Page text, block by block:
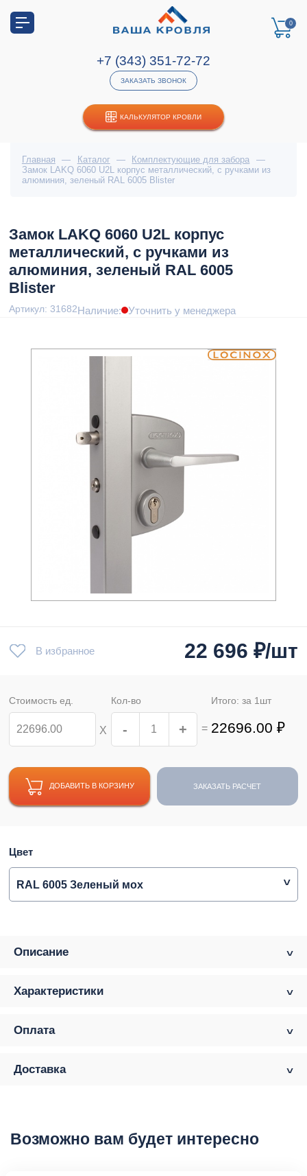
КАЛЬКУЛЯТОР КРОВЛИ
0
+7 (343) 351-72-72
ЗАКАЗАТЬ ЗВОНОК
Главная — Каталог — Комплектующие для забора
—
Замок LAKQ 6060 U2L корпус металлический, с ручками из
алюминия, зеленый RAL 6005 Blister
Замок LAKQ 6060 U2L корпус
металлический, с ручками из
алюминия, зеленый RAL 6005
Blister
Артикул: 31682Наличие: Уточнить у менеджера
В избранное 22 696 ₽/шт
Стоимость ед.
Х
Кол-во
- + =
Итого: за 1 шт
22696.00 ₽
ДОБАВИТЬ В КОРЗИНУ ЗАКАЗАТЬ РАСЧЕТ
Цвет
RAL 6005 Зеленый мох
Описание
Характеристики
Оплата
Доставка
Возможно вам будет интересно